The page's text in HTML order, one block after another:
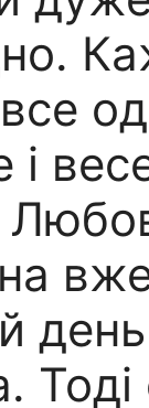
Тоді